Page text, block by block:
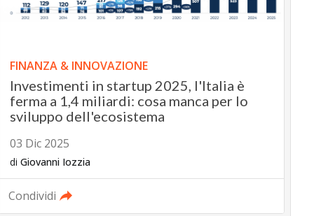
FINANZA & INNOVAZIONE
Investimenti in startup 2025, l'Italia è
ferma a 1,4 miliardi: cosa manca per lo
sviluppo dell'ecosistema
03 Dic 2025
di Giovanni Iozzia
Condividi